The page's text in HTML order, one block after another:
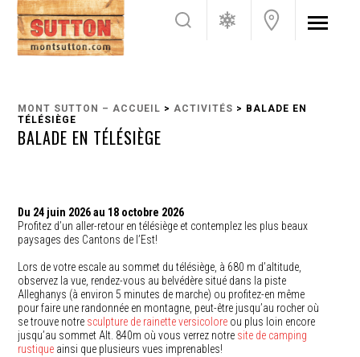
MONT SUTTON – ACCUEIL >ACTIVITÉS > BALADE EN
TÉLÉSIÈGE
BALADE EN TÉLÉSIÈGE
Du 24 juin 2026 au 18 octobre 2026
Profitez d’un aller-retour en télésiège et contemplez les plus beaux
paysages des Cantons de l’Est!
Lors de votre escale au sommet du télésiège, à 680 m d’altitude,
observez la vue, rendez-vous au belvédère situé dans la piste
Alleghanys (à environ 5 minutes de marche) ou profitez-en même
pour faire une randonnée en montagne, peut-être jusqu’au rocher où
se trouve notre sculpture de rainette versicolore ou plus loin encore
jusqu’au sommet Alt. 840m où vous verrez notre site de camping
rustique ainsi que plusieurs vues imprenables!